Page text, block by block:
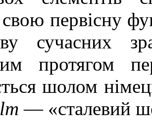
свою первісну
сучасних
протягом
шолом
— «сталевий